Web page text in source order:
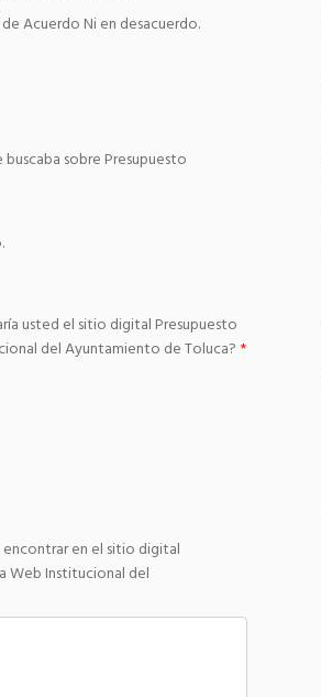
de Acuerdo Ni en desacuerdo.
sobre Presupuesto
usted el sitio digital Presupuesto
del Ayuntamiento de Toluca? *
en el sitio digital
Web Institucional del